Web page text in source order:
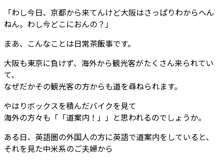
「わし今日、京都から来てんけど大阪はさっぱりわからへん
ねん。わし今どこにおんの？」
まあ、こんなことは日常茶飯事です。
大阪も東京に負けず、海外から観光客がたくさん来られてい
て、
なぜだかその観光客の方からも道を尋ねられます。
やはりボックスを積んだバイクを見て
海外の方々も「「道案内！」」と思われるのでしょうか。
ある日、英語圏の外国人の方に英語で道案内をしていると、
それを見た中米系のご夫婦から